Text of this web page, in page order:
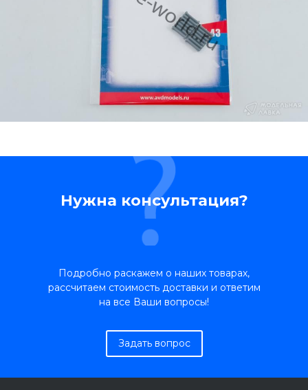
Нужна консультация?
Подробно раскажем о наших товарах,
рассчитаем стоимость доставки и ответим
на все Ваши вопросы!
Задать вопрос